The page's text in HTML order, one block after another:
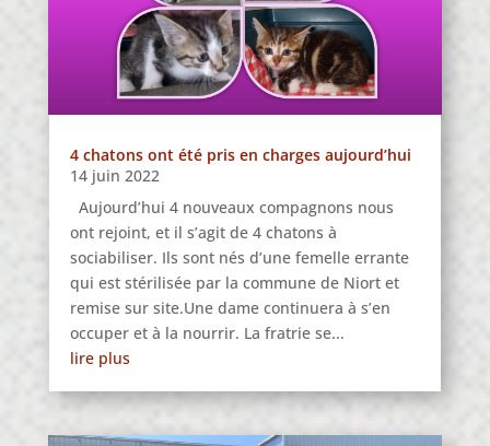
4 chatons ont été pris en charges aujourd’hui
14 juin 2022
Aujourd’hui 4 nouveaux compagnons nous
ont rejoint, et il s’agit de 4 chatons à
sociabiliser. Ils sont nés d’une femelle errante
qui est stérilisée par la commune de Niort et
remise sur site.Une dame continuera à s’en
occuper et à la nourrir. La fratrie se...
lire plus